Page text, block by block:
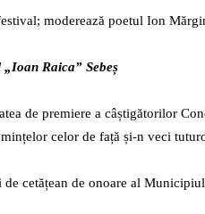
moderează poetul Ion
Raica” Sebeș
de premiere a câștigătorilor
celor de față și-n veci
cetățean de onoare al